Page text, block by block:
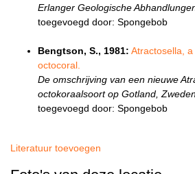
Erlanger Geologische
toegevoegd door: Spongebob
Bengtson, S., 1981: Atractosella,
octocoral.
De omschrijving van een nieuwe
octokoraalsoort op Gotland,
toegevoegd door: Spongebob
Literatuur toevoegen